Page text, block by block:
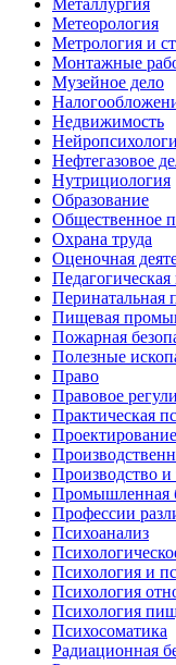
Металлургия
Метеорология
Метрология и
Монтажные
Музейное дело
Недвижимость
Нефтегазовое
Нутрициология
Образование
Общественное
Охрана труда
Оценочная
Перинатальная
Пищевая
Пожарная
Полезные
Право
Правовое
Практическая
Проектирование
Производство и
Промышленная
Профессии
Психоанализ
Психология и
Психология
Психология
Психосоматика
Радиационная